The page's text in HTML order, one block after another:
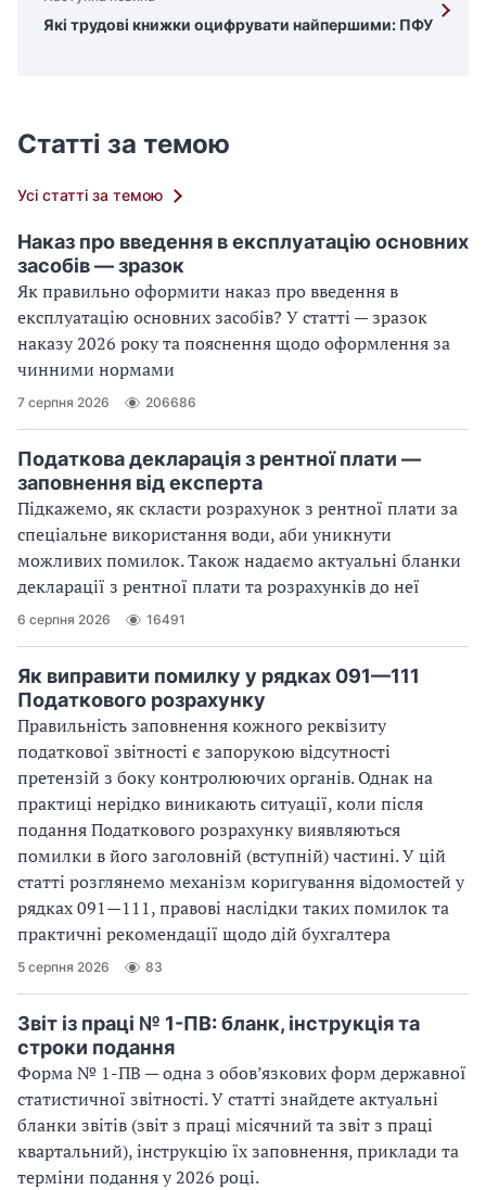
Які трудові книжки оцифрувати найпершими: ПФУ
Статті за темою
Усі статті за темою
Наказ про введення в експлуатацію основних
засобів — зразок
Як правильно оформити наказ про введення в
експлуатацію основних засобів? У статті — зразок
наказу 2026 року та пояснення щодо оформлення за
чинними нормами
7 серпня 2026 206686
Податкова декларація з рентної плати —
заповнення від експерта
Підкажемо, як скласти розрахунок з рентної плати за
спеціальне використання води, аби уникнути
можливих помилок. Також надаємо актуальні бланки
декларації з рентної плати та розрахунків до неї
6 серпня 2026 16491
Як виправити помилку у рядках 091—111
Податкового розрахунку
Правильність заповнення кожного реквізиту
податкової звітності є запорукою відсутності
претензій з боку контролюючих органів. Однак на
практиці нерідко виникають ситуації, коли після
подання Податкового розрахунку виявляються
помилки в його заголовній (вступній) частині. У цій
статті розглянемо механізм коригування відомостей у
рядках 091—111, правові наслідки таких помилок та
практичні рекомендації щодо дій бухгалтера
5 серпня 2026 83
Звіт із праці № 1-ПВ: бланк, інструкція та
строки подання
Форма № 1-ПВ — одна з обов’язкових форм державної
статистичної звітності. У статті знайдете актуальні
бланки звітів (звіт з праці місячний та звіт з праці
квартальний), інструкцію їх заповнення, приклади та
терміни подання у 2026 році.